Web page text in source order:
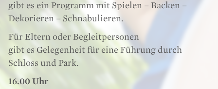
gibt es ein Programm mit Spielen – Backen –
Dekorieren – Schnabulieren.
Für Eltern oder Begleitpersonen
gibt es Gelegenheit für eine Führung durch
Schloss und Park.
16.00 Uhr